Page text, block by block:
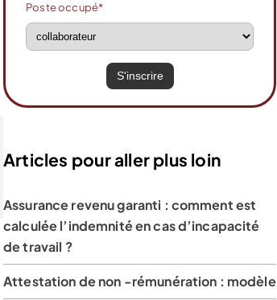
Poste occupé*
Articles pour aller plus loin
Assurance revenu garanti : comment est
calculée l’indemnité en cas d’incapacité
de travail ?
Attestation de non -rémunération : modèle